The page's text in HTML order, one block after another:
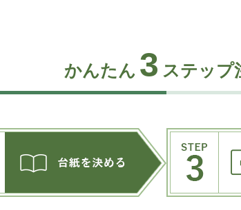
かんたん 3 ステップ